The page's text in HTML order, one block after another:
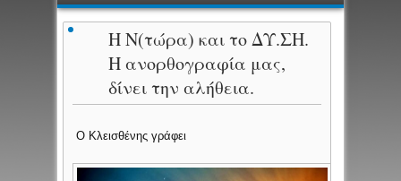
Η Ν(τώρα) και το ΔΥ.ΣΗ.
Η ανορθογραφία μας,
δίνει την αλήθεια.
Ο Κλεισθένης γράφει